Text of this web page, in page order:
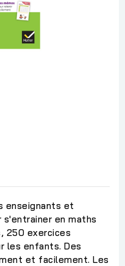
enseignants et
s'entrainer en maths
250 exercices
les enfants. Des
et facilement. Les